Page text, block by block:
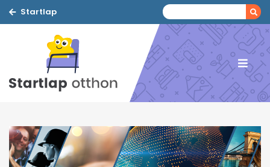
Startlap